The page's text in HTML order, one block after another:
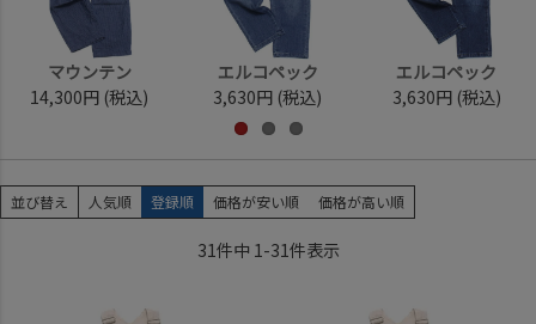
ニードルワークス
5,940円(税込)
メイクユアデイ
1,540円 (税込)
ピードットプルミエ
1,650円 (税込)
並び替え 人気順 登録順 価格が安い順 価格が高い順
31件中 1-31件表示